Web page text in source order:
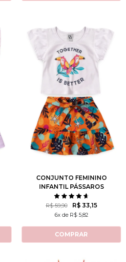
2 3 4 6 8
10 12
CONJUNTO FEMININO
INFANTIL PÁSSAROS
R$ 59,90 R$ 33,15
6x de R$ 5,82
COMPRAR